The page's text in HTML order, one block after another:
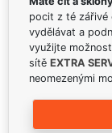
pocit z té zářivé
vydělávat a
využijte
sítě EXTRA
neomezenými